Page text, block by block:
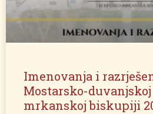
Imenovanja i
Mostarsko-
mrkanskoj biskupiji